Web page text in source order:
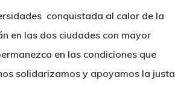
conquistada al calor de la
en las dos ciudades con mayor
en las condiciones que
solidarizamos y apoyamos la justa